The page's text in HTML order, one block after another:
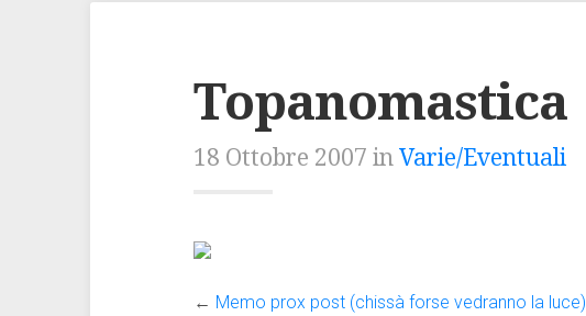
Topanomastica
18 Ottobre 2007 inVarie/Eventuali
← Memo prox post (chissà forse vedranno la luce)